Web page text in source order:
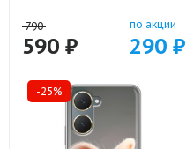
790
590 ₽
по акции
290 ₽
-25%